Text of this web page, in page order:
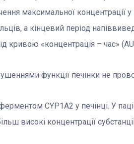
максимальної концентрації у
а кінцевий період
кривою «концентрація – час»
функції печінки не
CYP1A2 у печінці. У
високі концентрації